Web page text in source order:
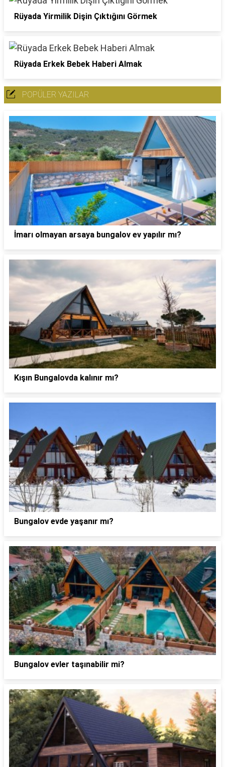
Rüyada Yirmilik Dişin Çıktığını Görmek
Rüyada Erkek Bebek Haberi Almak
POPÜLER YAZILAR
İmarı olmayan arsaya bungalov ev yapılır mı?
Kışın Bungalovda kalınır mı?
Bungalov evde yaşanır mı?
Bungalov evler taşınabilir mi?